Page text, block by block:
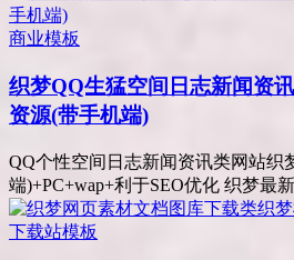
商业模板
织梦QQ生猛空间日志新闻资
资源(带手机端)
QQ个性空间日志新闻资讯类网站织
端)+PC+wap+利于SEO优化 织梦最
下载站模板